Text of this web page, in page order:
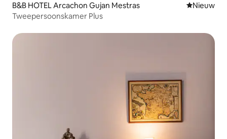
B&B HOTEL Arcachon Gujan Mestras Nieuwe
Nieuw
Tweepersoonskamer Plus